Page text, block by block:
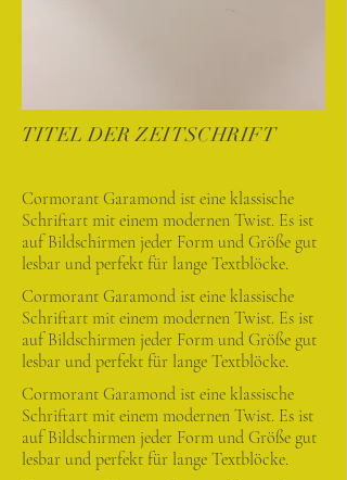
TITEL DER ZEITSCHRIFT
Cormorant Garamond ist eine klassische
Schriftart mit einem modernen Twist. Es ist
auf Bildschirmen jeder Form und Größe gut
lesbar und perfekt für lange Textblöcke.
Cormorant Garamond ist eine klassische
Schriftart mit einem modernen Twist. Es ist
auf Bildschirmen jeder Form und Größe gut
lesbar und perfekt für lange Textblöcke.
Cormorant Garamond ist eine klassische
Schriftart mit einem modernen Twist. Es ist
auf Bildschirmen jeder Form und Größe gut
lesbar und perfekt für lange Textblöcke.